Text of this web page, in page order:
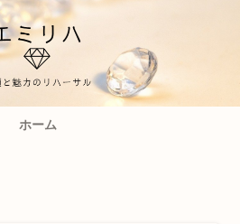
ホーム